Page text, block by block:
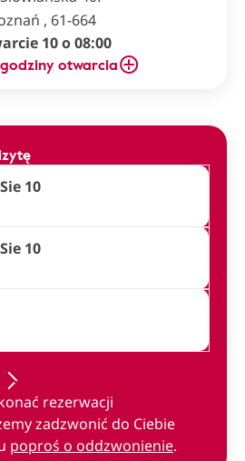
, 61-664
10 o 08:00
otwarcia
Sie 10
Sie 10
rezerwacji
zadzwonić do Ciebie
poproś o oddzwonienie.